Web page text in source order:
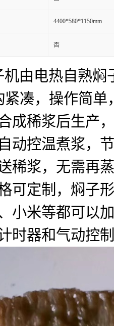
4400*580*1150mm
否
由电热自熟
凑，操作简
成稀浆后生产
动控温煮浆，
稀浆，无需再
可定制，焖子
小米等都可以
时器和气动控